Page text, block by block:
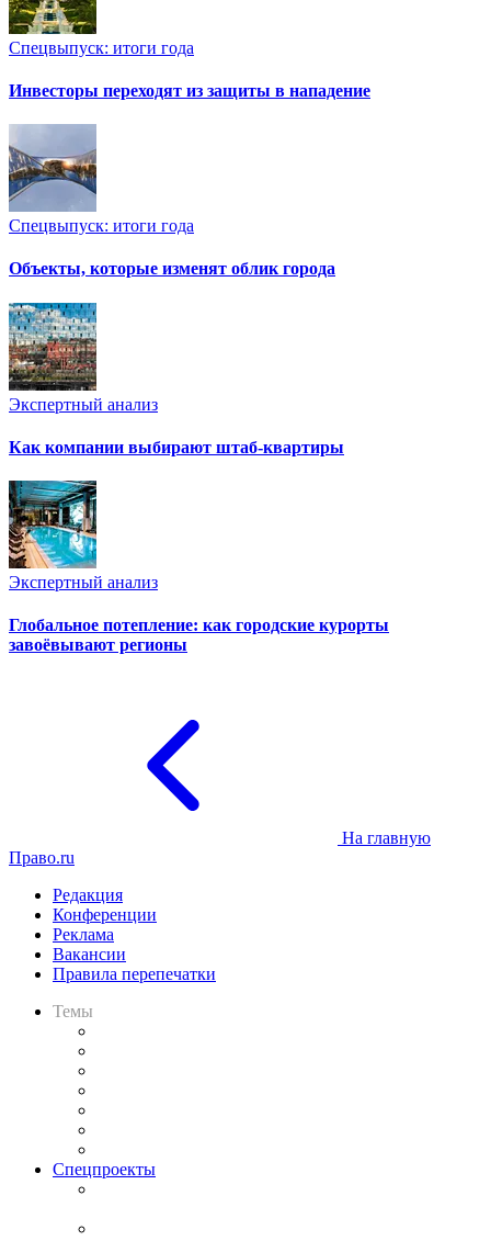
Спецвыпуск: итоги года
Инвесторы переходят из защиты в нападение
Спецвыпуск: итоги года
Объекты, которые изменят облик города
Экспертный анализ
Как компании выбирают штаб-квартиры
Экспертный анализ
Глобальное потепление: как городские курорты
завоёвывают регионы
На главную
Право.ru
Редакция
Конференции
Реклама
Вакансии
Правила перепечатки
Темы
Спецпроекты